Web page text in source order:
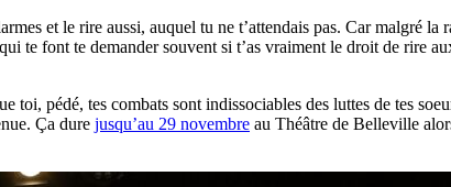
et le rire aussi, auquel tu ne t’attendais pas. Car malgré
te font te demander souvent si t’as vraiment le droit de rire
toi, pédé, tes combats sont indissociables des luttes de tes
Ça dure jusqu’au 29 novembre au Théâtre de Belleville